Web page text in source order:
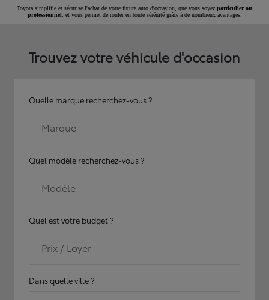
Toyota simplifie et sécurise l'achat de votre future auto d'occasion, que vous soyez particulier ou
professionnel , et vous permet de rouler en toute sérénité grâce à de nombreux avantages.
Trouvez votre véhicule d'occasion
Quelle marque recherchez-vous ?
Marque
Quel modèle recherchez-vous ?
Modèle
Quel est votre budget ?
Prix / Loyer
Dans quelle ville ?